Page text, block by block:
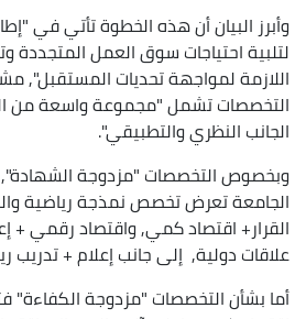
وأبرز البيان أن هذه الخطوة تأتي في
لتلبية احتياجات سوق العمل المتجددة
اللازمة لمواجهة تحديات المستقبل",
التخصصات تشمل "مجموعة واسعة من
الجانب النظري والتطبيقي".
وبخصوص التخصصات "مزدوجة الشهادة",
الجامعة تعرض تخصص نمذجة رياضية
القرار+ اقتصاد كمي, واقتصاد رقمي +
علاقات دولية, إلى جانب إعلام + تدريب